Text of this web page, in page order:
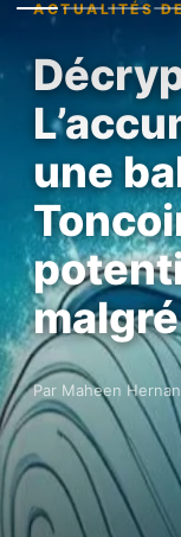
ACTUALITÉS
une
Par Maheen